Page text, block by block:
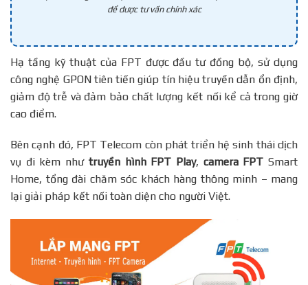
để được tư vấn chính xác
Hạ tầng kỹ thuật của FPT được đầu tư đồng bộ, sử dụng
công nghệ GPON tiên tiến giúp tín hiệu truyền dẫn ổn định,
giảm độ trễ và đảm bảo chất lượng kết nối kể cả trong giờ
cao điểm.
Bên cạnh đó, FPT Telecom còn phát triển hệ sinh thái dịch
vụ đi kèm nhưtruyền hình FPT Play, camera FPT Smart
Home, tổng đài chăm sóc khách hàng thông minh – mang
lại giải pháp kết nối toàn diện cho người Việt.